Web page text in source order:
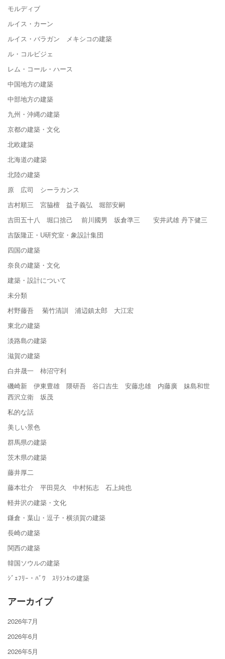
モルディブ
ルイス・カーン
ルイス・バラガン メキシコの建築
ル・コルビジェ
レム・コール・ハース
中国地方の建築
中部地方の建築
九州・沖縄の建築
京都の建築・文化
北欧建築
北海道の建築
北陸の建築
原 広司 シーラカンス
吉村順三 宮脇檀 益子義弘 堀部安嗣
吉田五十八 堀口捨己 前川國男 坂倉準三 安井武雄 丹下健三
吉阪隆正・U研究室・象設計集団
四国の建築
奈良の建築・文化
建築・設計について
未分類
村野藤吾 菊竹清訓 浦辺鎮太郎 大江宏
東北の建築
淡路島の建築
滋賀の建築
白井晟一 柿沼守利
磯崎新 伊東豊雄 隈研吾 谷口吉生 安藤忠雄 内藤廣 妹島和世
西沢立衛 坂茂
私的な話
美しい景色
群馬県の建築
茨木県の建築
藤井厚二
藤本壮介 平田晃久 中村拓志 石上純也
軽井沢の建築・文化
鎌倉・葉山・逗子・横須賀の建築
長崎の建築
関西の建築
韓国ソウルの建築
ｼﾞｪﾌﾘｰ・ﾊﾞﾜ ｽﾘﾗﾝｶの建築
アーカイブ
2026年7月
2026年6月
2026年5月